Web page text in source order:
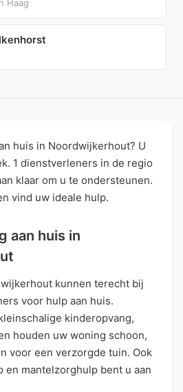
Haag
huis in Noordwijkerhout? U
1 dienstverleners in de regio
klaar om u te ondersteunen.
vind uw ideale hulp.
aan huis in
kunnen terecht bij
voor hulp aan huis.
kinderopvang,
houden uw woning schoon,
voor een verzorgde tuin. Ook
en mantelzorghulp bent u aan